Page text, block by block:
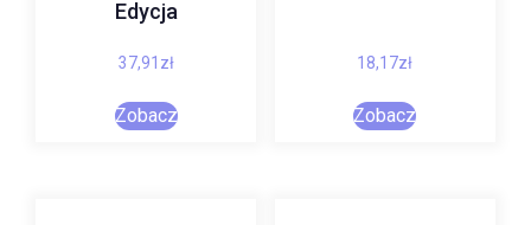
Edycja
37,91 zł
Zobacz
18,17zł
Zobacz